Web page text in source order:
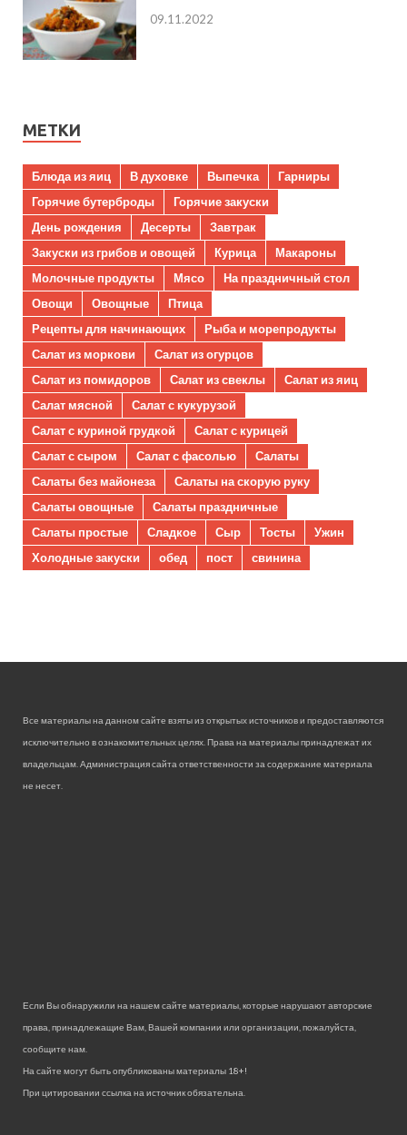
09.11.2022
МЕТКИ
Блюда из яиц В духовке Выпечка
Гарниры
Горячие бутерброды
Горячие закуски
День рождения
Десерты
Завтрак
Закуски из грибов и овощей
Курица
Макароны
Молочные продукты
Мясо
На праздничный стол
Овощи
Овощные
Птица
Рецепты для начинающих
Рыба и морепродукты
Салат из моркови
Салат из огурцов
Салат из помидоров
Салат из свеклы
Салат из яиц
Салат мясной
Салат с кукурузой
Салат с куриной грудкой
Салат с курицей
Салат с сыром
Салат с фасолью
Салаты
Салаты без майонеза
Салаты на скорую руку
Салаты овощные
Салаты праздничные
Салаты простые
Сладкое Сыр Тосты
Ужин
Холодные закуски
обед пост свинина
Все материалы на данном сайте взяты из открытых источников и предоставляются
исключительно в ознакомительных целях. Права на материалы принадлежат их
владельцам. Администрация сайта ответственности за содержание материала
не несет.
Если Вы обнаружили на нашем сайте материалы, которые нарушают авторские
права, принадлежащие Вам, Вашей компании или организации, пожалуйста,
сообщите нам.
На сайте могут быть опубликованы материалы 18+!
При цитировании ссылка на источник обязательна.